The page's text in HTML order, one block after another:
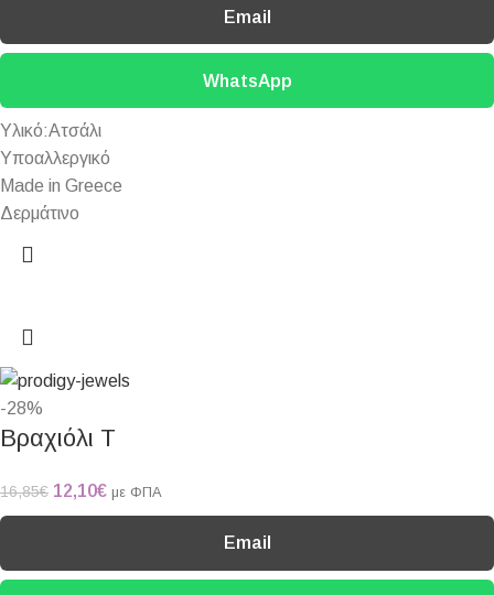
Email
WhatsApp
Υλικό:Ατσάλι
Υποαλλεργικό
Made in Greece
Δερμάτινο
-28%
Βραχιόλι Τ
16,85€ 12,10€ με ΦΠΑ
Email